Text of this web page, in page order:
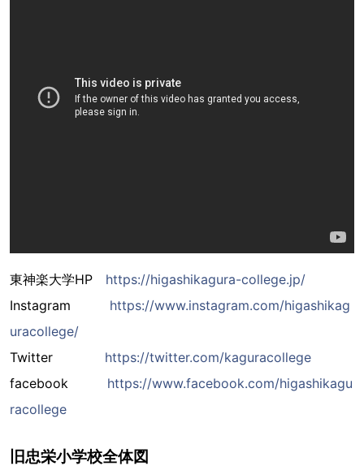
東神楽大学HP https://higashikagura-college.jp/
Instagram https://www.instagram.com/higashikag
uracollege/
Twitter https://twitter.com/kaguracollege
facebook https://www.facebook.com/higashikagu
racollege
旧忠栄小学校全体図